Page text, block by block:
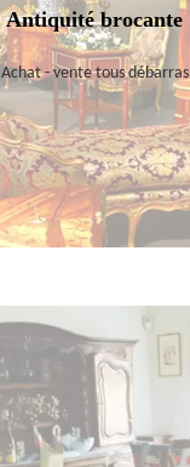
Antiquité brocante
Achat - vente tous débarras